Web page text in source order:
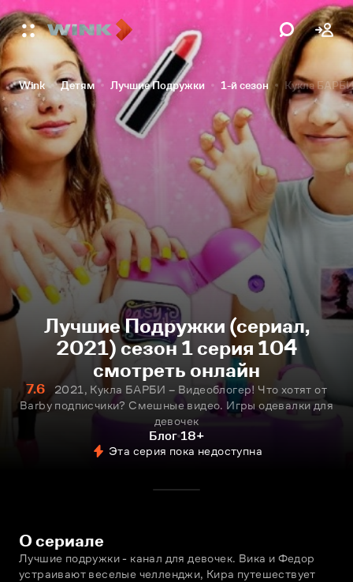
Wink Детям Лучшие Подружки 1-й сезон Кукла БАРБИ
Лучшие Подружки (сериал,
2021) сезон 1 серия 104
смотреть онлайн
7.6
2021, Кукла БАРБИ – Видеоблогер! Что хотят от
Barby подписчики? Смешные видео. Игры одевалки для
девочек
Блог 18+
Эта серия пока недоступна
О сериале
Лучшие подружки - канал для девочек. Вика и Федор
устраивают веселые челленджи, Кира путешествует